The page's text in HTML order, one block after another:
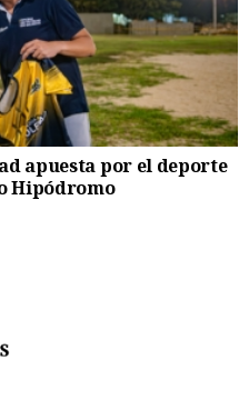
apuesta por el deporte
Hipódromo